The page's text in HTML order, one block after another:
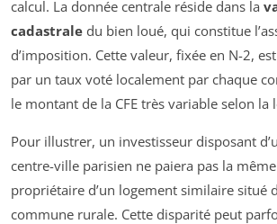
calcul. La donnée centrale réside dans la
cadastrale du bien loué, qui constitue
d’imposition. Cette valeur, fixée en N-2,
par un taux voté localement par chaque
le montant de la CFE très variable selon la
Pour illustrer, un investisseur disposant
centre-ville parisien ne paiera pas la même
propriétaire d’un logement similaire situé
commune rurale. Cette disparité peut